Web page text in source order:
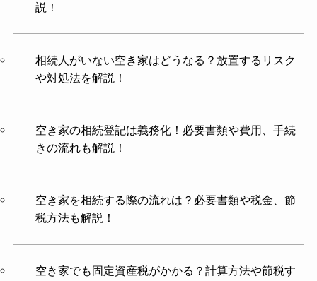
説！
相続人がいない空き家はどうなる？放置するリスク
や対処法を解説！
空き家の相続登記は義務化！必要書類や費用、手続
きの流れも解説！
空き家を相続する際の流れは？必要書類や税金、節
税方法も解説！
空き家でも固定資産税がかかる？計算方法や節税す